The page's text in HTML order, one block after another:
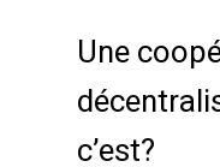
Une
c’est?